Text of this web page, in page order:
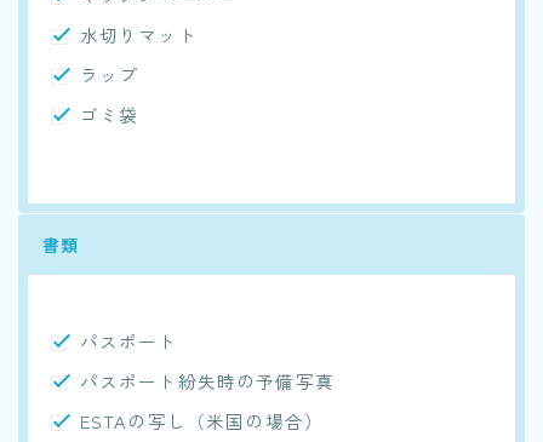
水切りマット
ラップ
ゴミ袋
書類
パスポート
パスポート紛失時の予備写真
ESTAの写し（米国の場合）